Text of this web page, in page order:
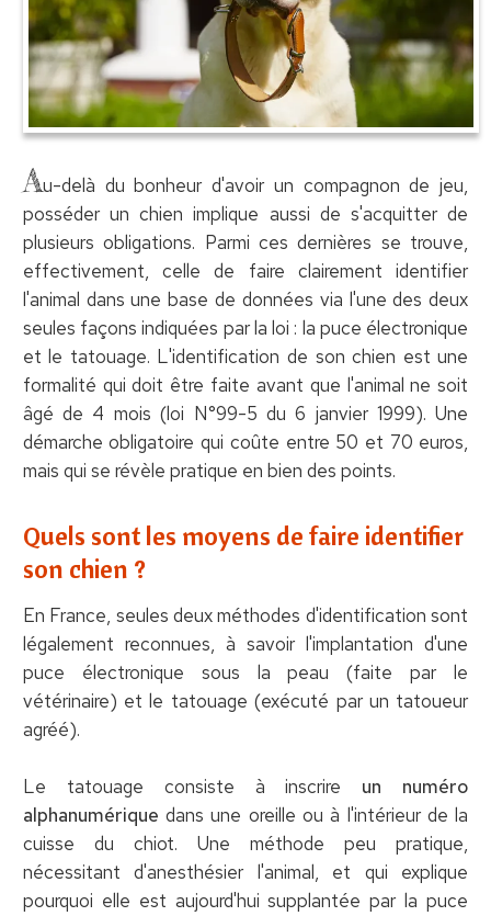
Au-delà du bonheur d'avoir un compagnon de jeu,
posséder un chien implique aussi de s'acquitter de
plusieurs obligations. Parmi ces dernières se trouve,
effectivement, celle de faire clairement identifier
l'animal dans une base de données via l'une des deux
seules façons indiquées par la loi : la puce électronique
et le tatouage. L'identification de son chien est une
formalité qui doit être faite avant que l'animal ne soit
âgé de 4 mois (loi N°99-5 du 6 janvier 1999). Une
démarche obligatoire qui coûte entre 50 et 70 euros,
mais qui se révèle pratique en bien des points.
Quels sont les moyens de faire identifier
son chien ?
En France, seules deux méthodes d'identification sont
légalement reconnues, à savoir l'implantation d'une
puce électronique sous la peau (faite par le
vétérinaire) et le tatouage (exécuté par un tatoueur
agréé).
Le tatouage consiste à inscrire un numéro
alphanumérique dans une oreille ou à l'intérieur de la
cuisse du chiot. Une méthode peu pratique,
nécessitant d'anesthésier l'animal, et qui explique
pourquoi elle est aujourd'hui supplantée par la puce